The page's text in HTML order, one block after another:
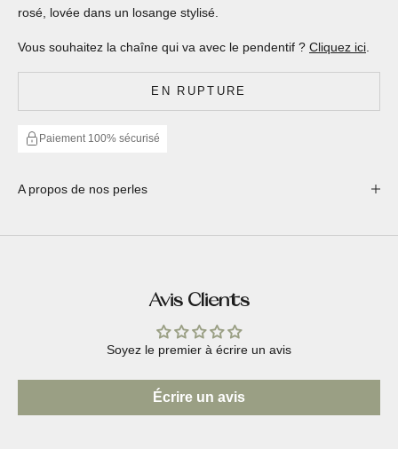
rosé, lovée dans un losange stylisé.
Vous souhaitez la chaîne qui va avec le pendentif ? Cliquez ici
EN RUPTURE
Paiement 100% sécurisé
A propos de nos perles
Avis Clients
Soyez le premier à écrire un avis
Écrire un avis